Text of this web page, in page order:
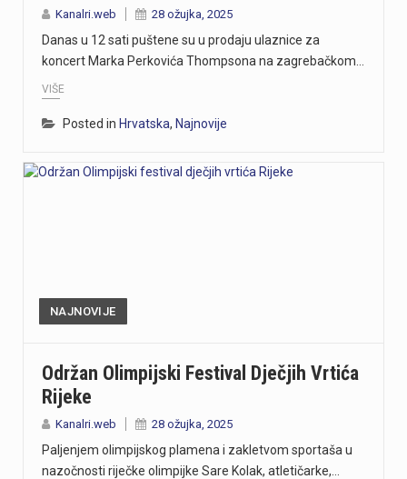
Kanalri.web 28 ožujka, 2025
Danas u 12 sati puštene su u prodaju ulaznice za
koncert Marka Perkovića Thompsona na zagrebačkom…
VIŠE
Posted in Hrvatska, Najnovije
NAJNOVIJE
Održan Olimpijski Festival Dječjih Vrtića
Rijeke
Kanalri.web 28 ožujka, 2025
Paljenjem olimpijskog plamena i zakletvom sportaša u
nazočnosti riječke olimpijke Sare Kolak, atletičarke,…